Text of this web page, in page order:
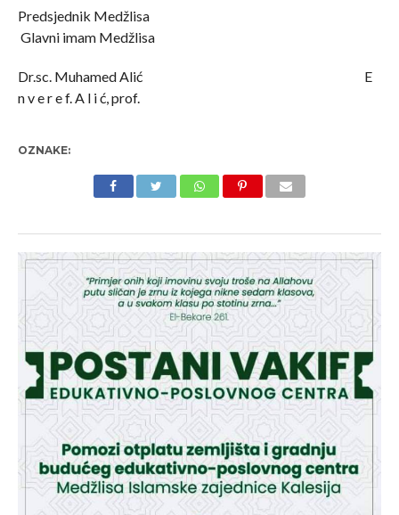
Predsjednik Medžlisa
Glavni imam Medžlisa
Dr.sc. Muhamed Alić E
n v e r e f. A l i ć, prof.
OZNAKE: